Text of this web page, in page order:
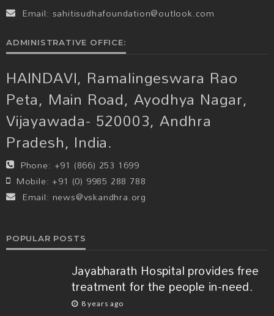
Email: sahitisudhafoundation@outlook.com
ADMINISTRATIVE OFFICE:
HAINDAVI, Ramalingeswara Rao
Peta, Main Road, Ayodhya Nagar,
Vijayawada- 520003, Andhra
Pradesh, India.
Phone: +91 (866) 253 1699
Mobile: +91 (0) 9985 288 788
Email: news@vskandhra.org
POPULAR POSTS
Jayabharath Hospital provides free
treatment for the people in-need.
8 years ago